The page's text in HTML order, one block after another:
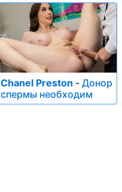
Chanel Preston - Донор
спермы необходим